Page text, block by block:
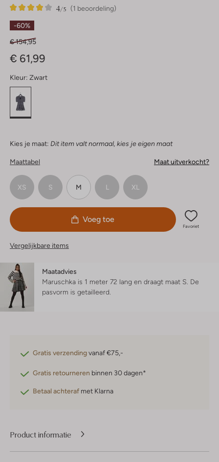
(1 beoordeling)
4/5
1
4
Sterren
-60%
€ 154,95
€ 61,99
Kleur: Zwart
Kies je maat: Dit item valt normaal, kies je eigen maat
Maattabel Maat uitverkocht?
XS S M L XL
Voeg toe
Favoriet
Vergelijkbare items
Maatadvies
Maruschka is 1 meter 72 lang en draagt maat S. De
pasvorm is getailleerd
Gratis verzendingvanaf €75,-
Gratis retourneren binnen 30 dagen*
Betaal achteraf met Klarna
Product informatie